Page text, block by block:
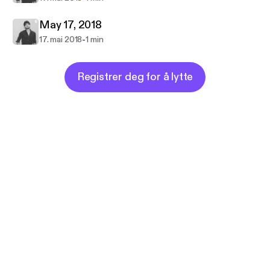
May 17, 2018
17. mai 2018-1 min
Registrer deg for å lytte